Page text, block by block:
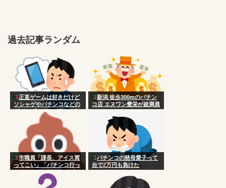
過去記事ランダム
正直ゲームは好きだけど
ソシャゲやパチンコなどの
ギャンブルゲーが嫌いな奴
新潟 徒歩300mのパチン
コ店 エヌワン豊栄が超満員
に！
市職員「課長、アイス買
ってこい」「パチンコ行っ
てくるわ」これでもクビに
ならない [754019341]
パチンコの慈母愛子って
台で2万円も負けた